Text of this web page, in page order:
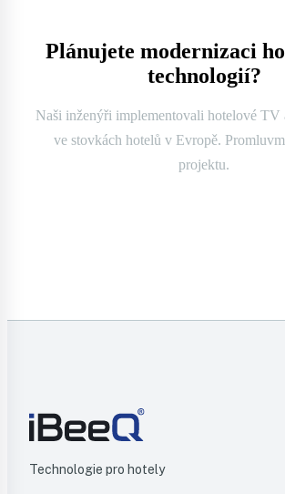
Plánujete modernizaci
technologií?
Naši inženýři implementovali hotelové TV
ve stovkách hotelů v Evropě.
projektu.
Technologie pro hotely